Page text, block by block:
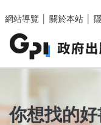
網站導覽
關於本站
你想找的好